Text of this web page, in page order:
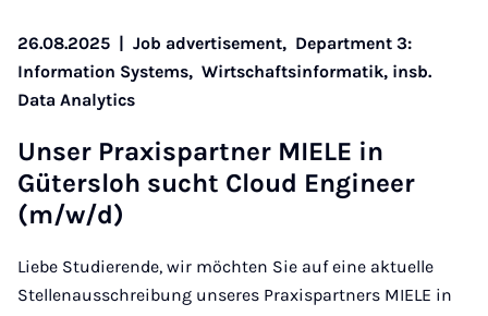
26.08.2025 | Job advertisement, Department 3:
Information Systems, Wirtschaftsinformatik, insb.
Data Analytics
Un­ser Prax­is­part­ner MIELE in
Gütersloh sucht Cloud En­gin­eer
(m/w/d)
Liebe Studierende, wir möchten Sie auf eine aktuelle
Stellenausschreibung unseres Praxispartners MIELE in